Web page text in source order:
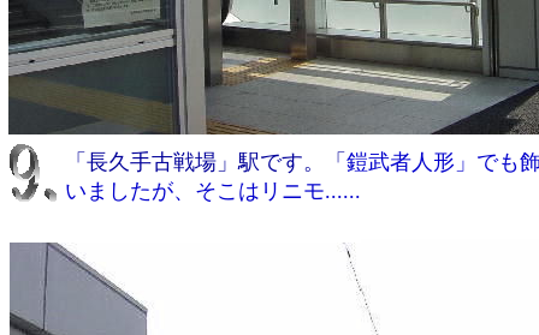
「長久手古戦場」駅です。「 鎧武者人形」でも
いましたが、そこはリニモ......